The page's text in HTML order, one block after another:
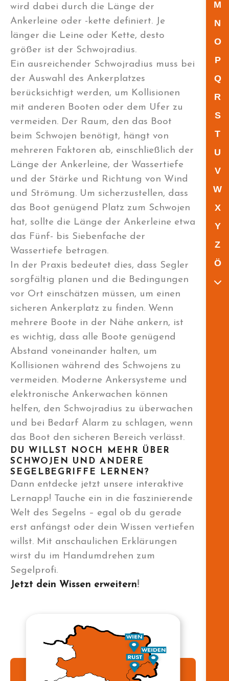
M
N
O
P
Q
R
S
T
U
V
W
X
Y
Z
Ö
wird dabei durch die Länge der
Ankerleine oder -kette definiert. Je
länger die Leine oder Kette, desto
größer ist der Schwojradius.
Ein ausreichender Schwojradius muss bei
der Auswahl des Ankerplatzes
berücksichtigt werden, um Kollisionen
mit anderen Booten oder dem Ufer zu
vermeiden. Der Raum, den das Boot
beim Schwojen benötigt, hängt von
mehreren Faktoren ab, einschließlich der
Länge der Ankerleine, der Wassertiefe
und der Stärke und Richtung von Wind
und Strömung. Um sicherzustellen, dass
das Boot genügend Platz zum Schwojen
hat, sollte die Länge der Ankerleine etwa
das Fünf- bis Siebenfache der
Wassertiefe betragen.
In der Praxis bedeutet dies, dass Segler
sorgfältig planen und die Bedingungen
vor Ort einschätzen müssen, um einen
sicheren Ankerplatz zu finden. Wenn
mehrere Boote in der Nähe ankern, ist
es wichtig, dass alle Boote genügend
Abstand voneinander halten, um
Kollisionen während des Schwojens zu
vermeiden. Moderne Ankersysteme und
elektronische Ankerwachen können
helfen, den Schwojradius zu überwachen
und bei Bedarf Alarm zu schlagen, wenn
das Boot den sicheren Bereich verlässt.
DU WILLST NOCH MEHR ÜBER
SCHWOJEN UND ANDERE
SEGELBEGRIFFE LERNEN?
Dann entdecke jetzt unsere interaktive
Lernapp! Tauche ein in die faszinierende
Welt des Segelns – egal ob du gerade
erst anfängst oder dein Wissen vertiefen
willst. Mit anschaulichen Erklärungen
wirst du im Handumdrehen zum
Segelprofi.
Jetzt dein Wissen erweitern!